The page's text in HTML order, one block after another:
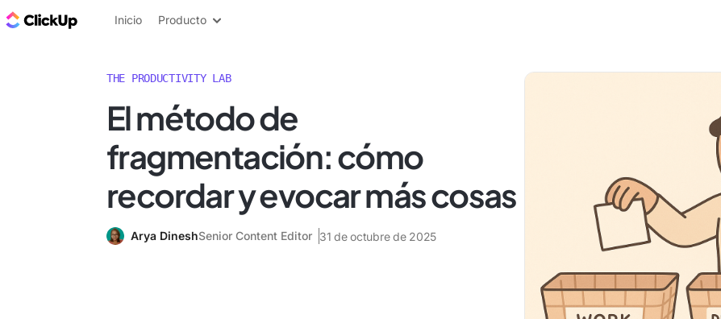
ClickUp Blog
Inicio Producto
THE PRODUCTIVITY LAB
El método de
fragmentación: cómo
recordar y evocar más cosas
Arya DineshSenior Content Editor 31 de octubre de 2025